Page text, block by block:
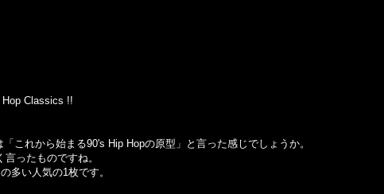
Classics !!
これから始まる90's Hip Hopの原型」と言った感じでしょうか。
言ったものですね。
多い人気の1枚です。